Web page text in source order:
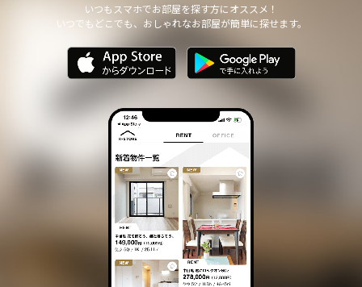
いつもスマホでお部屋を探す方にオススメ！
いつでもどこでも、おしゃれなお部屋が簡単に探せます。